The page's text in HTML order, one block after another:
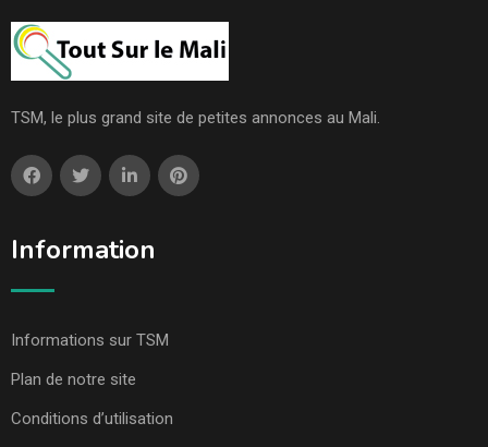
TSM, le plus grand site de petites annonces au Mali.
Information
Informations sur TSM
Plan de notre site
Conditions d’utilisation